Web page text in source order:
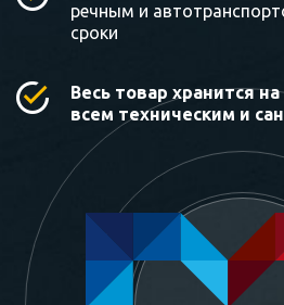
речным и
сроки
Весь товар хранится
всем техническим и